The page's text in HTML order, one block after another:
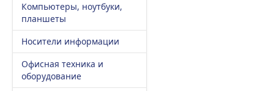
Компьютеры, ноутбуки,
планшеты
Носители информации
Офисная техника и
оборудование